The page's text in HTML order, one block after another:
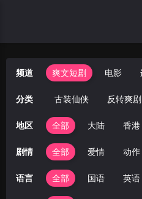
频道 爽文短剧 电影
分类
年代穿越 古装仙侠 反转爽剧
地区 全部 大陆 香港
剧情 全部 爱情 动作
语言 全部 国语 英语